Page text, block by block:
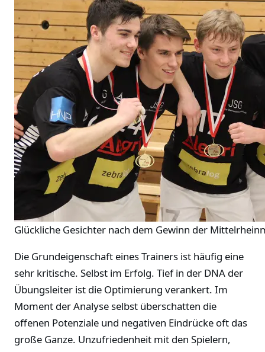
Glückliche Gesichter nach dem Gewinn der
Die Grundeigenschaft eines Trainers ist häufig eine
sehr kritische. Selbst im Erfolg. Tief in der DNA der
Übungsleiter ist die Optimierung verankert. Im
Moment der Analyse selbst überschatten die
offenen Potenziale und negativen Eindrücke oft das
große Ganze. Unzufriedenheit mit den Spielern,